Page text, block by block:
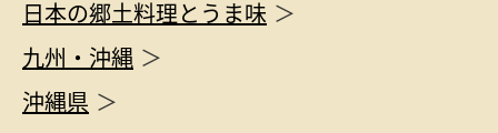
日本の郷土料理とうま味
九州・沖縄
沖縄県